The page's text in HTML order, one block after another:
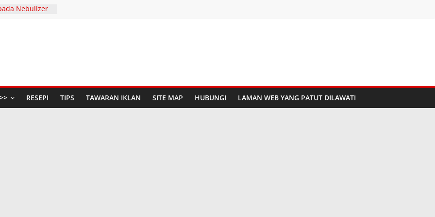
Nebulizer
/ 2026
Anda di The
Raya dengan
RESEPI TIPS TAWARAN IKLAN SITE MAP HUBUNGI LAMAN WEB YANG PATUT DILAWATI